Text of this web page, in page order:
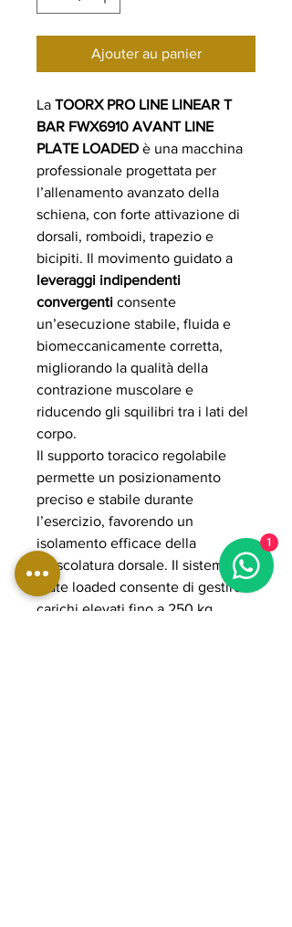
Ajouter au panier
La TOORX PRO LINE LINEAR T
BAR FWX6910 AVANT LINE
PLATE LOADED è una macchina
professionale progettata per
l’allenamento avanzato della
schiena, con forte attivazione di
dorsali, romboidi, trapezio e
bicipiti. Il movimento guidato a
leveraggi indipendenti
convergenti consente
un’esecuzione stabile, fluida e
biomeccanicamente corretta,
migliorando la qualità della
contrazione muscolare e
riducendo gli squilibri tra i lati del
corpo.
Il supporto toracico regolabile
permette un posizionamento
preciso e stabile durante
l’esercizio, favorendo un
isolamento efficace della
muscolatura dorsale. Il sistema
plate loaded consente di gestire
carichi elevati fino a 250 kg,
1